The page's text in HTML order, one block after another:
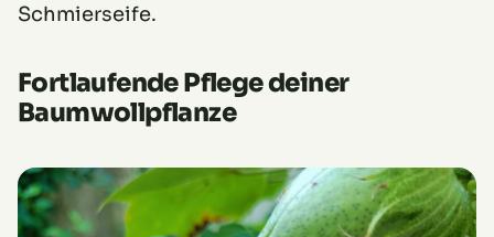
Schmierseife.
Fortlaufende Pflege deiner
Baumwollpflanze